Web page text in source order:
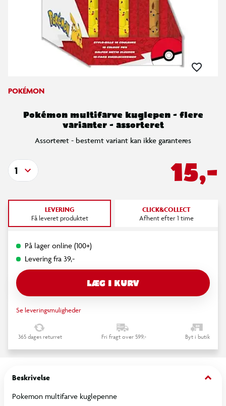
POKÉMON
Pokémon multifarve kuglepen - flere
varianter - assorteret
Assorteret - bestemt variant kan ikke garanteres
15,-
1
LEVERING
Få leveret produktet
CLICK&COLLECT
Afhent efter 1 time
På lager online (100+)
Levering fra 39,-
LÆG I KURV
Se leveringsmuligheder
365 dages returret Fri fragt over 599,- Byt i butik
Beskrivelse keyboard_arrow_down
Pokemon multifarve kuglepenne